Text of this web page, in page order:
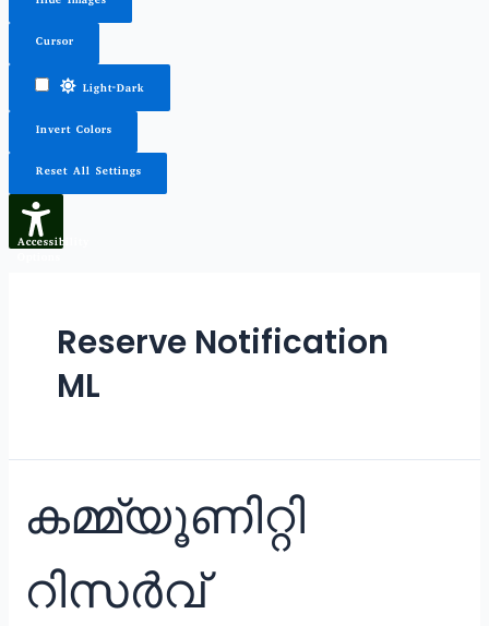
Cursor
Light-Dark
Invert Colors
Reset All Settings
Accessibility
Reserve Notification
ML
കമ്മ്യൂണിറ്റി
റിസർവ്